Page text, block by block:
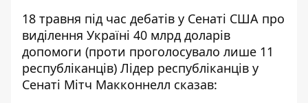
18 травня під час дебатів у Сенаті США про
виділення Україні 40 млрд доларів
допомоги (проти проголосувало лише 11
республіканців) Лідер республіканців у
Сенаті Мітч Макконнелл сказав: